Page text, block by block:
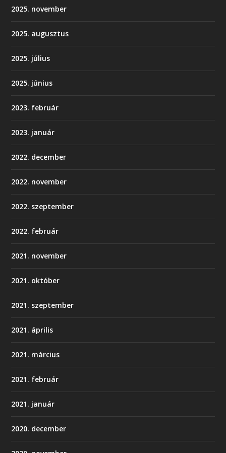
2025. november
2025. augusztus
2025. július
2025. június
2023. február
2023. január
2022. december
2022. november
2022. szeptember
2022. február
2021. november
2021. október
2021. szeptember
2021. április
2021. március
2021. február
2021. január
2020. december